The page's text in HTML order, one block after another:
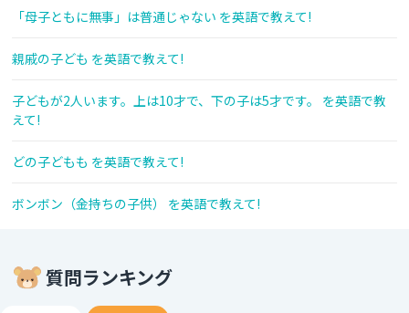
「母子ともに無事」は普通じゃない を英語で教えて!
親戚の子ども を英語で教えて!
子どもが2人います。上は10才で、下の子は5才です。 を英語で教
えて!
どの子どもも を英語で教えて!
ボンボン（金持ちの子供） を英語で教えて!
質問ランキング